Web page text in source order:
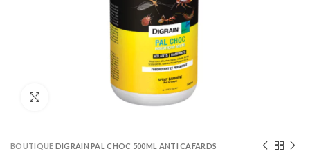
Click to enlarge
BOUTIQUE DIGRAIN PAL CHOC 500ML ANTI CAFARDS